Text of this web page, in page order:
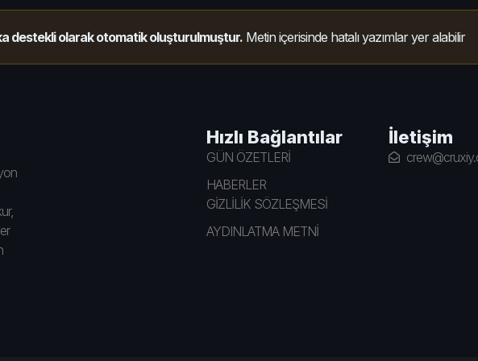
destekli olarak otomatik oluşturulmuştur. Metin içerisinde hatalı yazımlar yer alabilir
Hızlı Bağlantılar
GÜN ÖZETLERİ
HABERLER
GİZLİLİK SÖZLEŞMESİ
AYDINLATMA METNİ
İletişim